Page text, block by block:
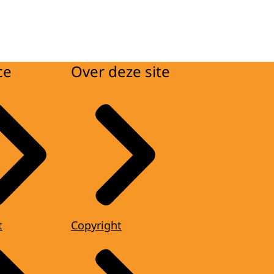
Over deze site
Copyright